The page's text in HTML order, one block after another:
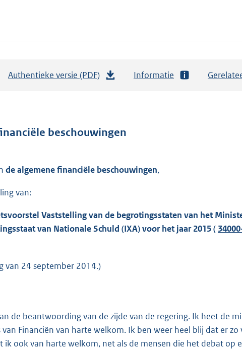
Authentieke versie (PDF)
a
s
o
o
e
b
Informatie
beschouwingen
de algemene financiële beschouwingen,
van:
Vaststelling van de begrotingsstaten van het
van Nationale Schuld (IXA) voor het jaar 2015 (
van 24 september 2014.)
de beantwoording van de zijde van de regering. Ik heet de
van Financiën van harte welkom. Ik ben weer heel blij dat er
ik ook van harte welkom, net als de mensen die het debat op